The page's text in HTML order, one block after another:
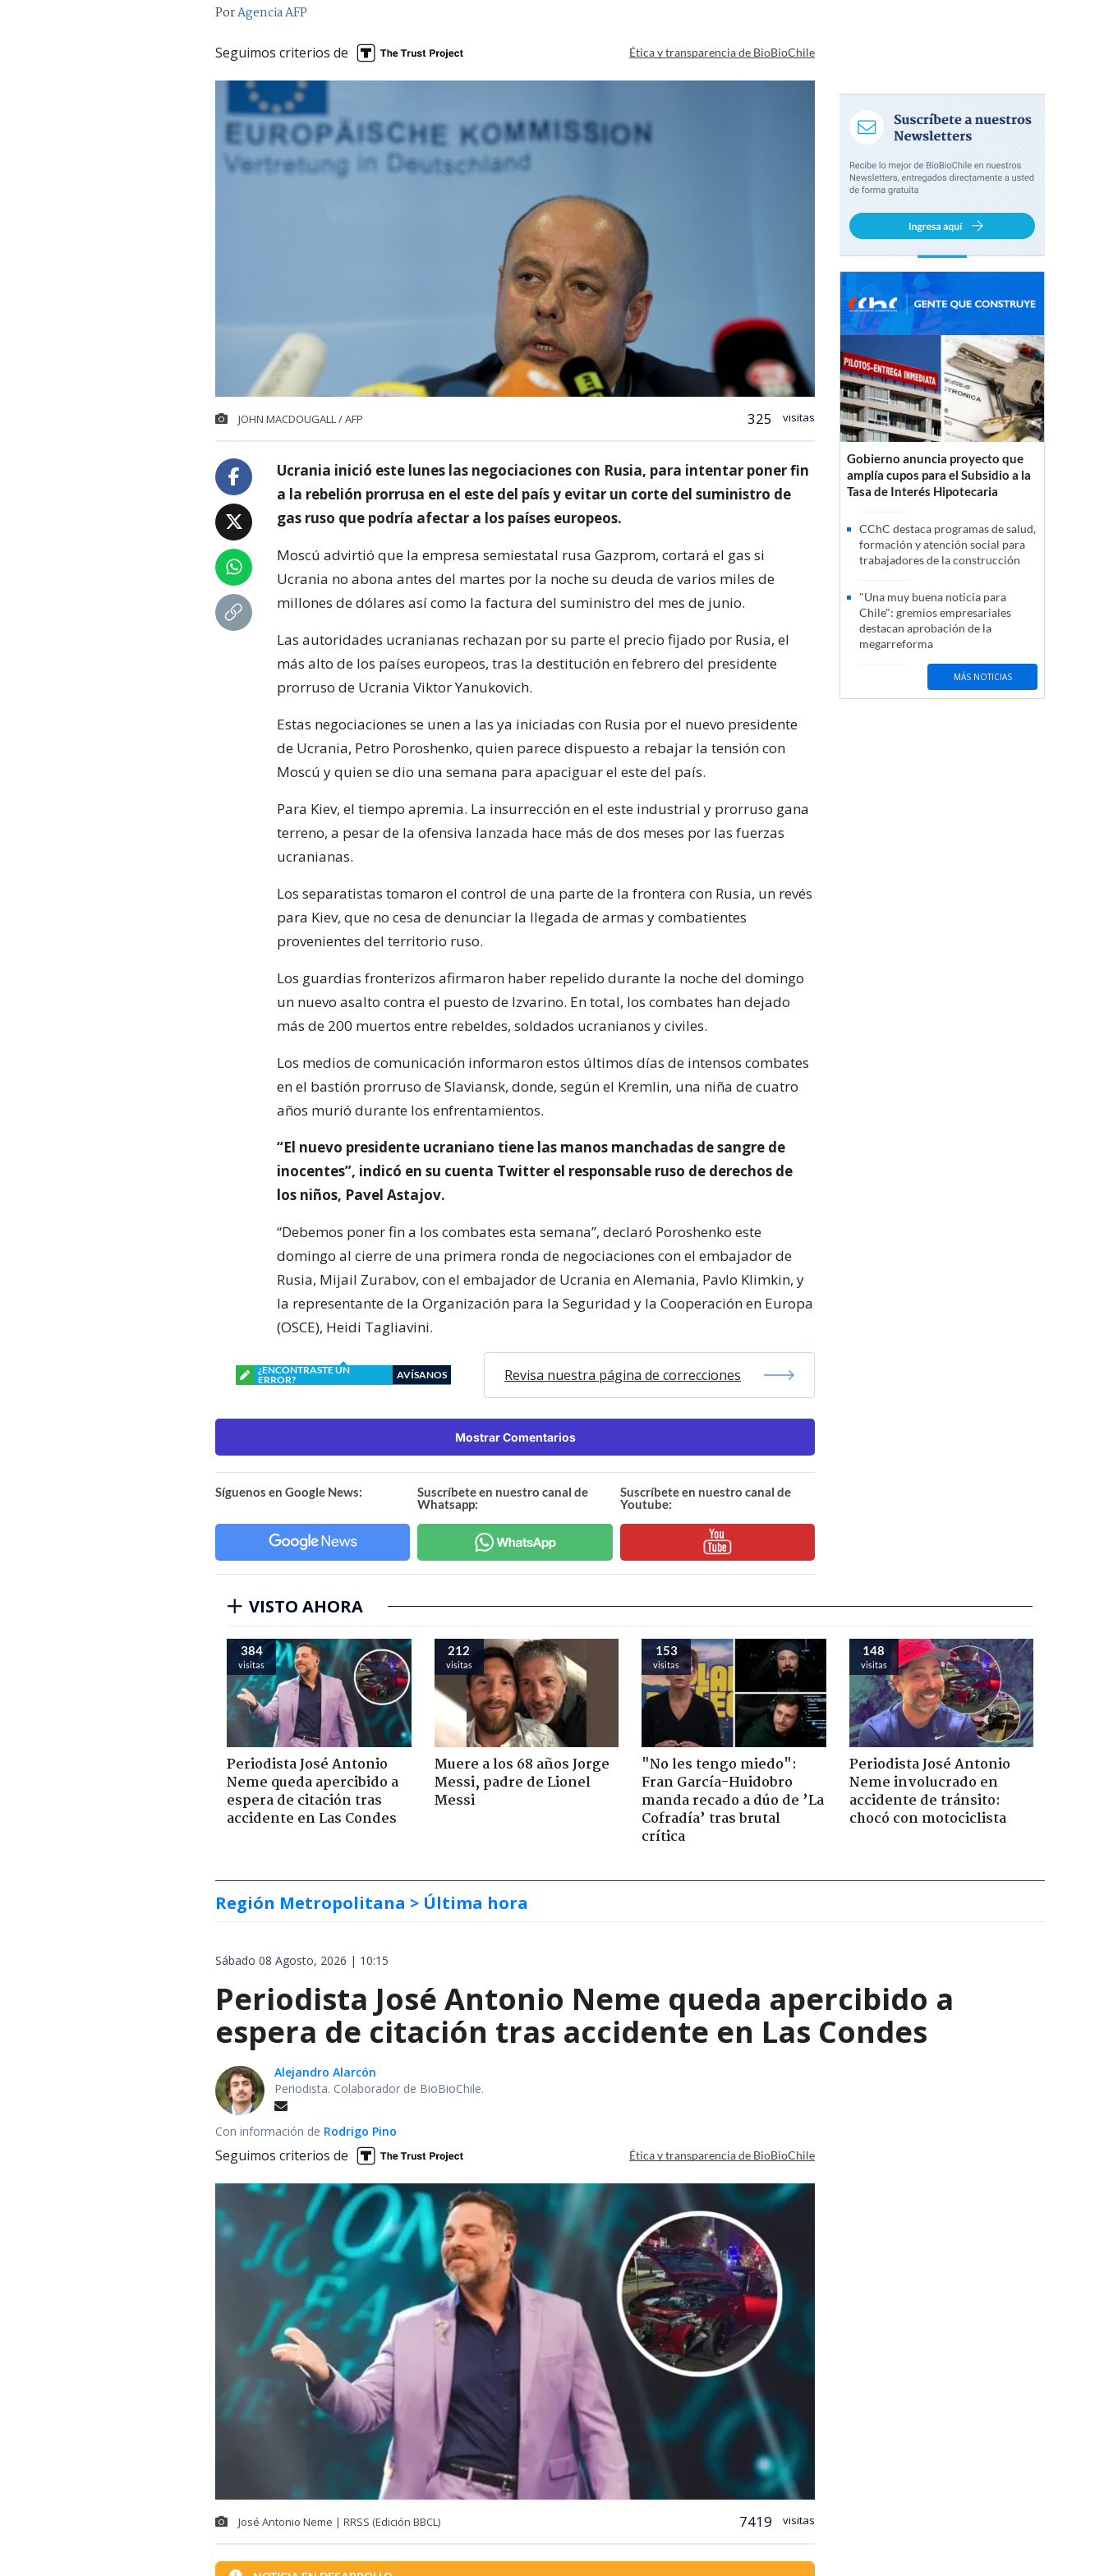
PorAgencia AFP
Seguimos criterios de Ética y transparencia de BioBioChile
JOHN MACDOUGALL / AFP 325 visitas
Ucrania inició este lunes las negociaciones con Rusia, para intentar poner fin
a la rebelión prorrusa en el este del país y evitar un corte del suministro de
gas ruso que podría afectar a los países europeos.
Moscú advirtió que la empresa semiestatal rusa Gazprom, cortará el gas si
Ucrania no abona antes del martes por la noche su deuda de varios miles de
millones de dólares así como la factura del suministro del mes de junio.
Las autoridades ucranianas rechazan por su parte el precio fijado por Rusia, el
más alto de los países europeos, tras la destitución en febrero del presidente
prorruso de Ucrania Viktor Yanukovich.
Estas negociaciones se unen a las ya iniciadas con Rusia por el nuevo presidente
de Ucrania, Petro Poroshenko, quien parece dispuesto a rebajar la tensión con
Moscú y quien se dio una semana para apaciguar el este del país.
Para Kiev, el tiempo apremia. La insurrección en el este industrial y prorruso gana
terreno, a pesar de la ofensiva lanzada hace más de dos meses por las fuerzas
ucranianas.
Los separatistas tomaron el control de una parte de la frontera con Rusia, un revés
para Kiev, que no cesa de denunciar la llegada de armas y combatientes
provenientes del territorio ruso.
Los guardias fronterizos afirmaron haber repelido durante la noche del domingo
un nuevo asalto contra el puesto de Izvarino. En total, los combates han dejado
más de 200 muertos entre rebeldes, soldados ucranianos y civiles.
Los medios de comunicación informaron estos últimos días de intensos combates
en el bastión prorruso de Slaviansk, donde, según el Kremlin, una niña de cuatro
años murió durante los enfrentamientos.
“El nuevo presidente ucraniano tiene las manos manchadas de sangre de
inocentes”, indicó en su cuenta Twitter el responsable ruso de derechos de
los niños, Pavel Astajov.
“Debemos poner fin a los combates esta semana”, declaró Poroshenko este
domingo al cierre de una primera ronda de negociaciones con el embajador de
Rusia, Mijail Zurabov, con el embajador de Ucrania en Alemania, Pavlo Klimkin, y
la representante de la Organización para la Seguridad y la Cooperación en Europa
(OSCE), Heidi Tagliavini.
¿ENCONTRASTE UN
ERROR?
AVÍSANOS Revisa nuestra página de correcciones
Mostrar Comentarios
Síguenos en Google News:
Suscríbete en nuestro canal de
Whatsapp:
Suscríbete en nuestro canal de
Youtube:
Gobierno anuncia proyecto que
amplía cupos para el Subsidio a la
Tasa de Interés Hipotecaria
CChC destaca programas de salud,
formación y atención social para
trabajadores de la construcción
"Una muy buena noticia para
Chile": gremios empresariales
destacan aprobación de la
megarreforma
MÁS NOTICIAS
VISTO AHORA
384
visitas
Periodista José Antonio
Neme queda apercibido a
espera de citación tras
accidente en Las Condes
212
visitas
Muere a los 68 años Jorge
Messi, padre de Lionel
Messi
153
visitas
"No les tengo miedo":
Fran García-Huidobro
manda recado a dúo de ’La
Cofradía’ tras brutal
crítica
148
visitas
Periodista José Antonio
Neme involucrado en
accidente de tránsito:
chocó con motociclista
Región Metropolitana > Última hora
Sábado 08 Agosto, 2026 | 10:15
Periodista José Antonio Neme queda apercibido a
espera de citación tras accidente en Las Condes
Alejandro Alarcón
Periodista. Colaborador de BioBioChile.
Con información de Rodrigo Pino
Seguimos criterios de Ética y transparencia de BioBioChile
José Antonio Neme | RRSS (Edición BBCL) 7419 visitas